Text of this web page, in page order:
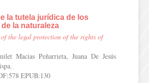
la tutela jurídica de los
la naturaleza
of the legal protection of the rights of
Macias Peñarrieta, Juana De Jesús
EPUB:130